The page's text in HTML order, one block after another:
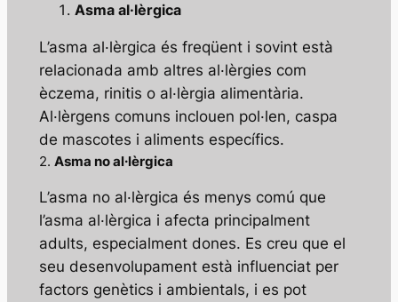
Asma al·lèrgica
L’asma al·lèrgica és freqüent i sovint està
relacionada amb altres al·lèrgies com
èczema, rinitis o al·lèrgia alimentària.
Al·lèrgens comuns inclouen pol·len, caspa
de mascotes i aliments específics.
2. Asma no al·lèrgica
L’asma no al·lèrgica és menys comú que
l’asma al·lèrgica i afecta principalment
adults, especialment dones. Es creu que el
seu desenvolupament està influenciat per
factors genètics i ambientals, i es pot